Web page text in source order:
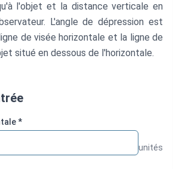
l'objet et la distance verticale en
L'angle de dépression est
de visée horizontale et la ligne de
situé en dessous de l'horizontale.
*
unités